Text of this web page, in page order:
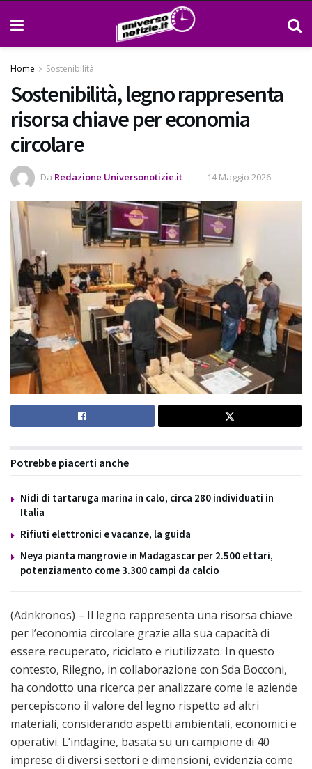
Home Sostenibilità
Sostenibilità, legno rappresenta
risorsa chiave per economia
circolare
Da Redazione Universonotizie.it 14 Maggio 2026
Potrebbe piacerti anche
Nidi di tartaruga marina in calo, circa 280 individuati in
Italia
Rifiuti elettronici e vacanze, la guida
Neya pianta mangrovie in Madagascar per 2.500 ettari,
potenziamento come 3.300 campi da calcio
(Adnkronos) – Il legno rappresenta una risorsa chiave
per l’economia circolare grazie alla sua capacità di
essere recuperato, riciclato e riutilizzato. In questo
contesto, Rilegno, in collaborazione con Sda Bocconi,
ha condotto una ricerca per analizzare come le aziende
percepiscono il valore del legno rispetto ad altri
materiali, considerando aspetti ambientali, economici e
operativi. L’indagine, basata su un campione di 40
imprese di diversi settori e dimensioni, evidenzia come